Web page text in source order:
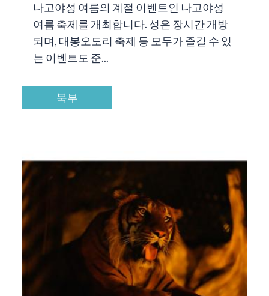
나고야성 여름의 계절 이벤트인 나고야성
여름 축제를 개최합니다. 성은 장시간 개방
되며, 대봉오도리 축제 등 모두가 즐길 수 있
는 이벤트도 준...
북부